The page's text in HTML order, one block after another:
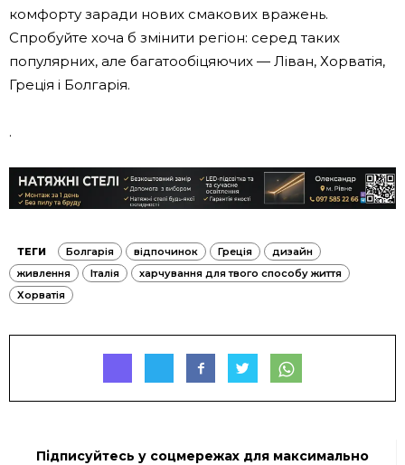
комфорту заради нових смакових вражень.
Спробуйте хоча б змінити регіон: серед таких
популярних, але багатообіцяючих — Ліван, Хорватія,
Греція і Болгарія.
.
ТЕГИ Болгарія відпочинок Греція
дизайн
живлення
Італія
харчування для твого способу життя
Хорватія
Підписуйтесь у соцмережах для максимально